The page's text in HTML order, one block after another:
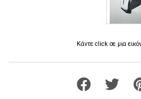
Κάντε click σε μια